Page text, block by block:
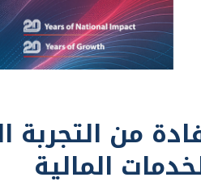
من التجربة
المالية
مراكز مالية متخصصة